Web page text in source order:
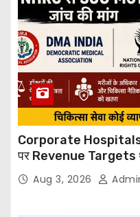
Corporate Hospitals
पर Revenue Targets
बड़ा कदम, NHRC से Suo
Aug 3, 2026